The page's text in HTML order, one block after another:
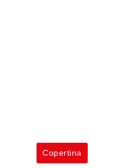
Copertina